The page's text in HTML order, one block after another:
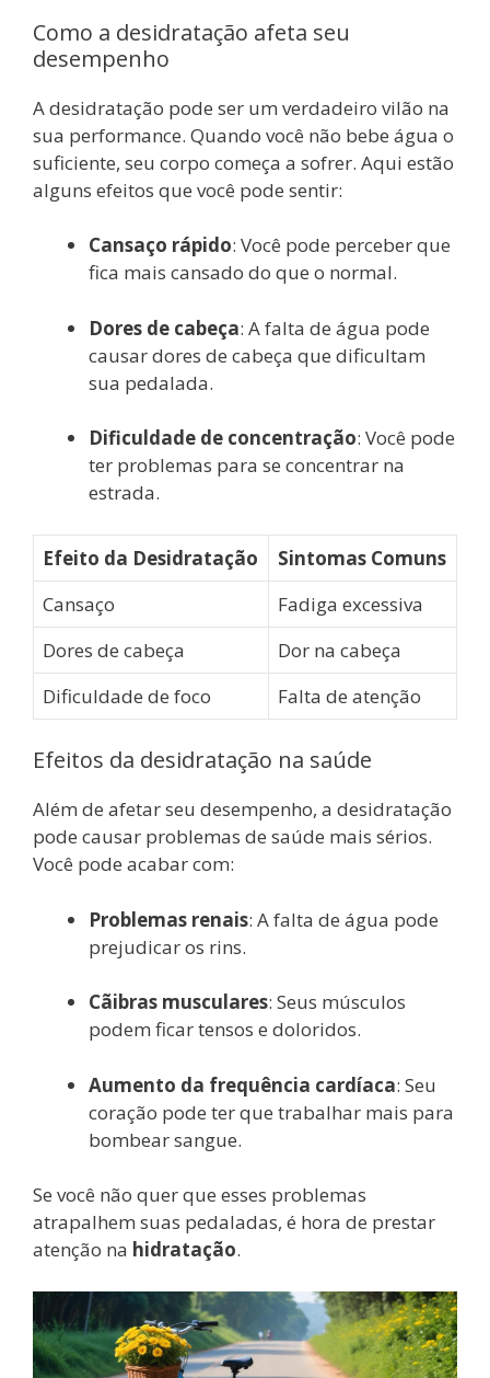
Como a desidratação afeta seu
desempenho
A desidratação pode ser um verdadeiro vilão na
sua performance. Quando você não bebe água o
suficiente, seu corpo começa a sofrer. Aqui estão
alguns efeitos que você pode sentir:
Cansaço rápido: Você pode perceber que
fica mais cansado do que o normal.
Dores de cabeça: A falta de água pode
causar dores de cabeça que dificultam
sua pedalada.
Dificuldade de concentração: Você pode
ter problemas para se concentrar na
estrada.
Efeito da Desidratação
Sintomas Comuns
Cansaço
Fadiga excessiva
Dores de cabeça
Dor na cabeça
Dificuldade de foco
Falta de atenção
Efeitos da desidratação na saúde
Além de afetar seu desempenho, a desidratação
pode causar problemas de saúde mais sérios.
Você pode acabar com:
Problemas renais: A falta de água pode
prejudicar os rins.
Cãibras musculares: Seus músculos
podem ficar tensos e doloridos.
Aumento da frequência cardíaca: Seu
coração pode ter que trabalhar mais para
bombear sangue.
Se você não quer que esses problemas
atrapalhem suas pedaladas, é hora de prestar
atenção na hidratação.